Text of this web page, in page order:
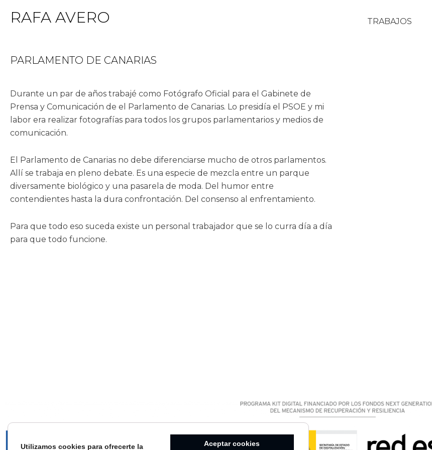
RAFA AVERO TRABAJOS
PARLAMENTO DE CANARIAS
Durante un par de años trabajé como Fotógrafo Oficial para el Gabinete de
Prensa y Comunicación de el Parlamento de Canarias. Lo presidía el PSOE y mi
labor era realizar fotografías para todos los grupos parlamentarios y medios de
comunicación.
El Parlamento de Canarias no debe diferenciarse mucho de otros parlamentos.
Allí se trabaja en pleno debate. Es una especie de mezcla entre un parque
diversamente biológico y una pasarela de moda. Del humor entre
contendientes hasta la dura confrontación. Del consenso al enfrentamiento.
Para que todo eso suceda existe un personal trabajador que se lo curra día a día
para que todo funcione.
Utilizamos cookies para ofrecerte la Aceptar cookies